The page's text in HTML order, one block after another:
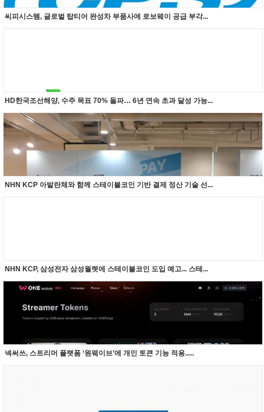
씨피시스템, 글로벌 탑티어 완성차 부품사에 로보웨이 공급 부각...
HD한국조선해양, 수주 목표 70% 돌파… 6년 연속 초과 달성 가능...
NHN KCP 아발란체와 함께 스테이블코인 기반 결제 정산 기술 선...
NHN KCP, 삼성전자 삼성월렛에 스테이블코인 도입 예고... 스테...
넥써쓰, 스트리머 플랫폼 ‘원웨이브’에 개인 토큰 기능 적용.....